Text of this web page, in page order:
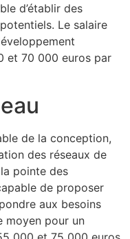
d’établir des
Le salaire
et 70 000 euros par
de la conception,
des réseaux de
pointe des
de proposer
aux besoins
moyen pour un